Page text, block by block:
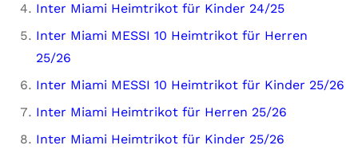
Inter Miami Heimtrikot für Kinder 24/25
Inter Miami MESSI 10 Heimtrikot für Herren
25/26
Inter Miami MESSI 10 Heimtrikot für Kinder 25/26
Inter Miami Heimtrikot für Herren 25/26
Inter Miami Heimtrikot für Kinder 25/26